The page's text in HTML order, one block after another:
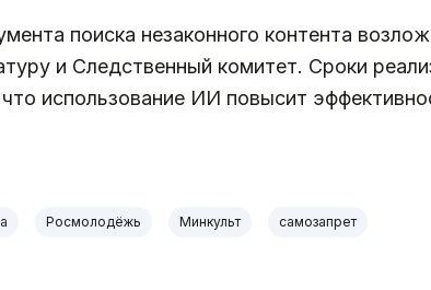
поиска незаконного контента
и Следственный комитет. Сроки
использование ИИ повысит
Росмолодёжь Минкульт самозапрет